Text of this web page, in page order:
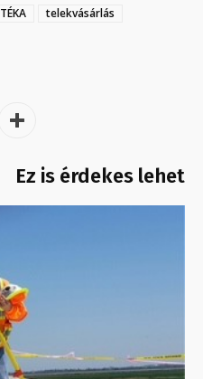
TÉKA
telekvásárlás
Ez is érdekes lehet